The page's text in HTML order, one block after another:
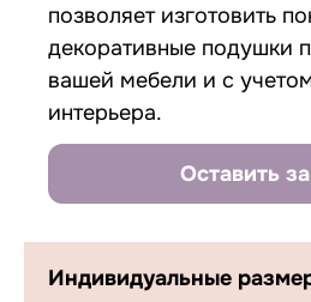
позволяет изготовить
декоративные подушки
вашей мебели и с
интерьера.
Оставить
Индивидуальные